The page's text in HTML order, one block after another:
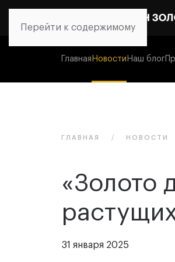
Перейти к содержимому
Главная Новости Наш блог
ГЛАВНАЯ НОВОСТИ
«Золото
31 января 2025